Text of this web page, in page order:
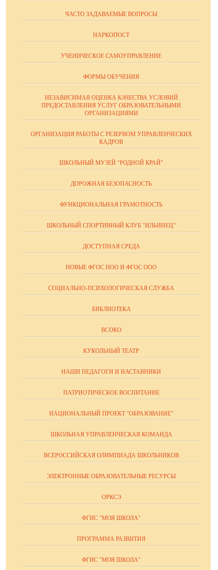
ЧАСТО ЗАДАВАЕМЫЕ ВОПРОСЫ
НАРКОПОСТ
УЧЕНИЧЕСКОЕ САМОУПРАВЛЕНИЕ
ФОРМЫ ОБУЧЕНИЯ
НЕЗАВИСИМАЯ ОЦЕНКА КАЧЕСТВА УСЛОВИЙ
ПРЕДОСТАВЛЕНИЯ УСЛУГ ОБРАЗОВАТЕЛЬНЫМИ
ОРГАНИЗАЦИЯМИ
ОРГАНИЗАЦИЯ РАБОТЫ С РЕЗЕРВОМ УПРАВЛЕНЧЕСКИХ
КАДРОВ
ШКОЛЬНЫЙ МУЗЕЙ "РОДНОЙ КРАЙ"
ДОРОЖНАЯ БЕЗОПАСНОСТЬ
ФУНКЦИОНАЛЬНАЯ ГРАМОТНОСТЬ
ШКОЛЬНЫЙ СПОРТИВНЫЙ КЛУБ "ИЛЬИНЕЦ"
ДОСТУПНАЯ СРЕДА
НОВЫЕ ФГОС НОО И ФГОС ООО
СОЦИАЛЬНО-ПСИХОЛОГИЧЕСКАЯ СЛУЖБА
БИБЛИОТЕКА
ВСОКО
КУКОЛЬНЫЙ ТЕАТР
НАШИ ПЕДАГОГИ И НАСТАВНИКИ
ПАТРИОТИЧЕСКОЕ ВОСПИТАНИЕ
НАЦИОНАЛЬНЫЙ ПРОЕКТ "ОБРАЗОВАНИЕ"
ШКОЛЬНАЯ УПРАВЛЕНЧЕСКАЯ КОМАНДА
ВСЕРОССИЙСКАЯ ОЛИМПИАДА ШКОЛЬНИКОВ
ЭЛЕКТРОННЫЕ ОБРАЗОВАТЕЛЬНЫЕ РЕСУРСЫ
ОРКСЭ
ФГИС "МОЯ ШКОЛА"
ПРОГРАММА РАЗВИТИЯ
ФГИС "МОЯ ШКОЛА"